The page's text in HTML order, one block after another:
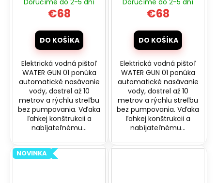
01 s automatickým
nasávaním - šedá
Doručíme do 2-5 dní
€68
DO KOŠÍKA
Elektrická vodná pištoľ
WATER GUN 01 ponúka
automatické nasávanie
vody, dostrel až 10
metrov a rýchlu streľbu
bez pumpovania. Vďaka
ľahkej konštrukcii a
nabíjateľnému...
01 s automatickým
nasávaním -
Doručíme do 2-5 dní
€68
DO KOŠÍKA
Elektrická vodná pištoľ
WATER GUN 01 ponúka
automatické nasávanie
vody, dostrel až 10
metrov a rýchlu streľbu
bez pumpovania. Vďaka
ľahkej konštrukcii a
nabíjateľnému...
NOVINKA